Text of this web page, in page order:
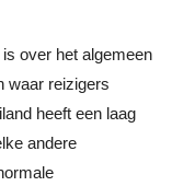
over het algemeen
waar reizigers
heeft een laag
andere